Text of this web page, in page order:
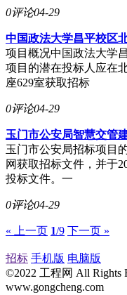
0评论04-29
中国政法大学昌平校区
项目概况中国政法大学
项目的潜在投标人应在
座629室获取招标
0评论04-29
玉门市公安局智慧交管
玉门市公安局招标项目
网获取招标文件，并于
投标文件。一
0评论04-29
« 上一页 1/9 下一页 »
招标 手机版 电脑版
©2022 工程网 All Rights
www.gongcheng.com